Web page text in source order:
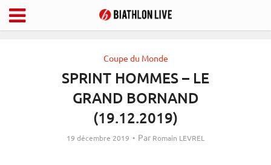
Coupe du Monde
SPRINT HOMMES – LE
GRAND BORNAND
(19.12.2019)
19 décembre 2019 Par Romain LEVREL